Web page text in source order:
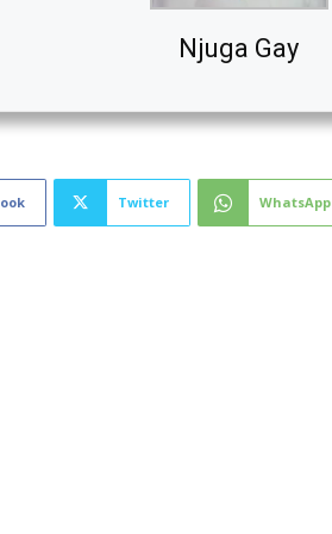
Njuga Gay
Twitter WhatsApp